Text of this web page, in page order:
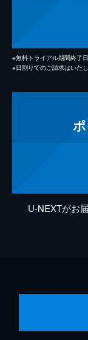
※無料トライアル期間終了
※日割りでのご請求はいたし
U-NEXTがお